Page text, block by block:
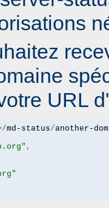
URL
md-status/another-
,